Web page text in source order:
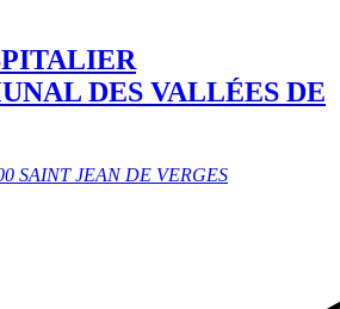
DES VALLÉES DE
SAINT JEAN DE VERGES